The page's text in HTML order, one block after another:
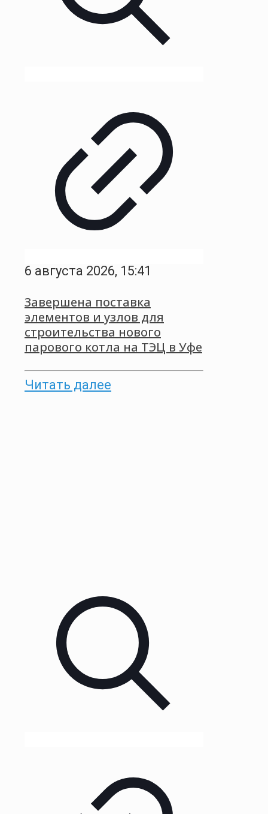
6 августа 2026, 15:41
Завершена поставка
элементов и узлов для
строительства нового
парового котла на ТЭЦ в Уфе
Читать далее